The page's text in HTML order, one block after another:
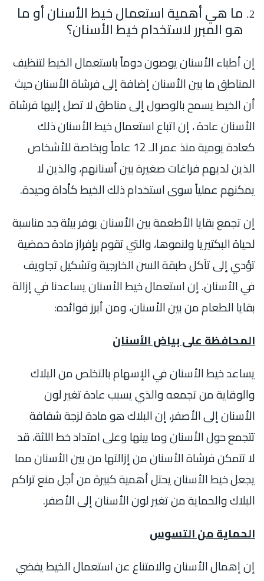
ما هي أهمية استعمال خيط الأسنان أو ما
هو المبرر لاستخدام خيط الأسنان؟
إن أطباء الأسنان يوصون دوماً باستعمال الخيط لتنظيف
المناطق ما بين الأسنان إضافة إلى فرشاة الأسنان حيث
أن الخيط يسمح بالوصول إلى مناطق لا تصل إليها فرشاة
الأسنان عادة ، إن اتباع استعمال خيط الأسنان ذلك
كعادة يومية منذ عمر الـ 12 عاماً وبخاصة للأشخاص
الذين لديهم فراغات صغيرة بين أسنانهم، والذين لا
يمكنهم عملياً سوى استخدام ذلك الخيط كأداة وحيدة.
إن تجمع بقايا الأطعمة بين الأسنان يوفر بيئة جد مناسبة
لحياة البكتيريا ولنموها، والتي تقوم بإفراز مادة حمضية
تؤدي إلى تآكل طبقة السن الخارجية وتشكيل تجاويف
في الأسنان. إن استعمال خيط الأسنان يساعدنا في إزالة
بقايا الطعام من بين الأسنان، ومن أبرز فوائده:
المحافظة على بياض الأسنان
يساعد خيط الأسنان في الإسهام بالتخلص من البلاك
والوقاية من تجمعه والذي يسبب عادة تغير لون
الأسنان إلى الأصفر، إن البلاك هو مادة لزجة شفافة
تتجمع حول الأسنان وما بينها وعلى امتداد خط اللثة، قد
لا تتمكن فرشاة الأسنان من إزالتها من بين الأسنان مما
يجعل خيط الأسنان يحتل أهمية كبيرة من أجل منع تراكم
البلاك والحماية من تغير لون الأسنان إلى الأصفر.
الحماية من التسوس
إن إهمال الأسنان والامتناع عن استعمال الخيط يفضي